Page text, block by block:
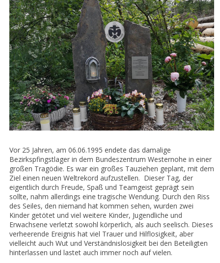
Vor 25 Jahren, am 06.06.1995 endete das damalige
Bezirkspfingstlager in dem Bundeszentrum Westernohe in einer
großen Tragödie. Es war ein großes Tauziehen geplant, mit dem
Ziel einen neuen Weltrekord aufzustellen. Dieser Tag, der
eigentlich durch Freude, Spaß und Teamgeist geprägt sein
sollte, nahm allerdings eine tragische Wendung. Durch den Riss
des Seiles, den niemand hat kommen sehen, wurden zwei
Kinder getötet und viel weitere Kinder, Jugendliche und
Erwachsene verletzt sowohl körperlich, als auch seelisch. Dieses
verheerende Ereignis hat viel Trauer und Hilflosigkeit, aber
vielleicht auch Wut und Verständnislosigkeit bei den Beteiligten
hinterlassen und lastet auch immer noch auf vielen.